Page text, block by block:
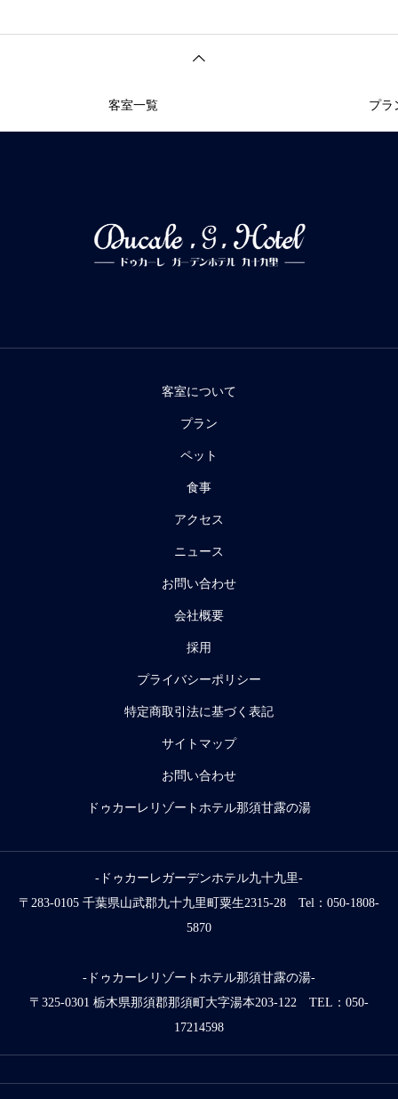
客室一覧 プラ
客室について
プラン
ペット
食事
アクセス
ニュース
お問い合わせ
会社概要
採用
プライバシーポリシー
特定商取引法に基づく表記
サイトマップ
お問い合わせ
ドゥカーレリゾートホテル那須甘露の湯
-ドゥカーレガーデンホテル九十九里-
〒283-0105 千葉県山武郡九十九里町粟生2315-28 Tel：050-1808-
5870
-ドゥカーレリゾートホテル那須甘露の湯-
〒325-0301 栃木県那須郡那須町大字湯本203-122 TEL：050-
17214598